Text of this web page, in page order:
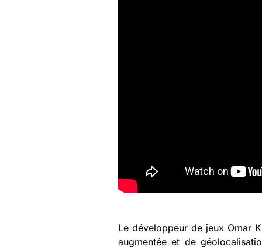
Le développeur de jeux Omar
augmentée et de